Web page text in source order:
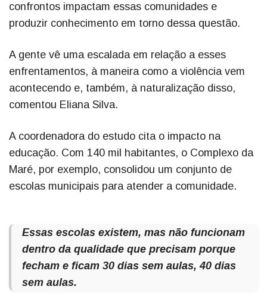
confrontos impactam essas comunidades e
produzir conhecimento em torno dessa questão.
A gente vê uma escalada em relação a esses
enfrentamentos, à maneira como a violência vem
acontecendo e, também, à naturalização disso,
comentou Eliana Silva.
A coordenadora do estudo cita o impacto na
educação. Com 140 mil habitantes, o Complexo da
Maré, por exemplo, consolidou um conjunto de
escolas municipais para atender a comunidade.
Essas escolas existem, mas não funcionam
dentro da qualidade que precisam porque
fecham e ficam 30 dias sem aulas, 40 dias
sem aulas.